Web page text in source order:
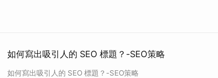
如何寫出吸引人的 SEO 標題？-SEO策略
如何寫出吸引人的 SEO 標題？-SEO策略